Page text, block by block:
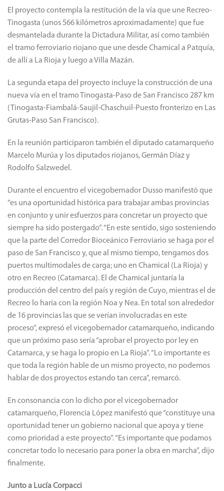
El proyecto contempla la restitución de la vía que une Recreo-
Tinogasta (unos 566 kilómetros aproximadamente) que fue
desmantelada durante la Dictadura Militar, así como también
el tramo ferroviario riojano que une desde Chamical a Patquía,
de allí a La Rioja y luego a Villa Mazán.
La segunda etapa del proyecto incluye la construcción de una
nueva vía en el tramo Tinogasta-Paso de San Francisco 287 km
(Tinogasta-Fiambalá-Saujil-Chaschuil-Puesto fronterizo en Las
Grutas-Paso San Francisco).
En la reunión participaron también el diputado catamarqueño
Marcelo Murúa y los diputados riojanos, Germán Díaz y
Rodolfo Salzwedel.
Durante el encuentro el vicegobernador Dusso manifestó que
“es una oportunidad histórica para trabajar ambas provincias
en conjunto y unir esfuerzos para concretar un proyecto que
siempre ha sido postergado”. “En este sentido, sigo sosteniendo
que la parte del Corredor Bioceánico Ferroviario se haga por el
paso de San Francisco y, que al mismo tiempo, tengamos dos
puertos multimodales de carga; uno en Chamical (La Rioja) y
otro en Recreo (Catamarca). El de Chamical juntaría la
producción del centro del país y región de Cuyo, mientras el de
Recreo lo haría con la región Noa y Nea. En total son alrededor
de 16 provincias las que se verían involucradas en este
proceso”, expresó el vicegobernador catamarqueño, indicando
que un próximo paso sería “aprobar el proyecto por ley en
Catamarca, y se haga lo propio en La Rioja”. “Lo importante es
que toda la región hable de un mismo proyecto, no podemos
hablar de dos proyectos estando tan cerca”, remarcó.
En consonancia con lo dicho por el vicegobernador
catamarqueño, Florencia López manifestó que “constituye una
oportunidad tener un gobierno nacional que apoya y tiene
como prioridad a este proyecto”. “Es importante que podamos
concretar todo lo necesario para poner la obra en marcha”, dijo
finalmente.
Junto a Lucía Corpacci